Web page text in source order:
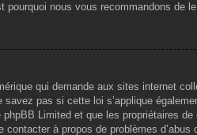
pourquoi nous vous recommandons de
qui demande aux sites internet
pas si cette loi s’applique
Limited et que les propriétaires
à propos de problèmes d’abus